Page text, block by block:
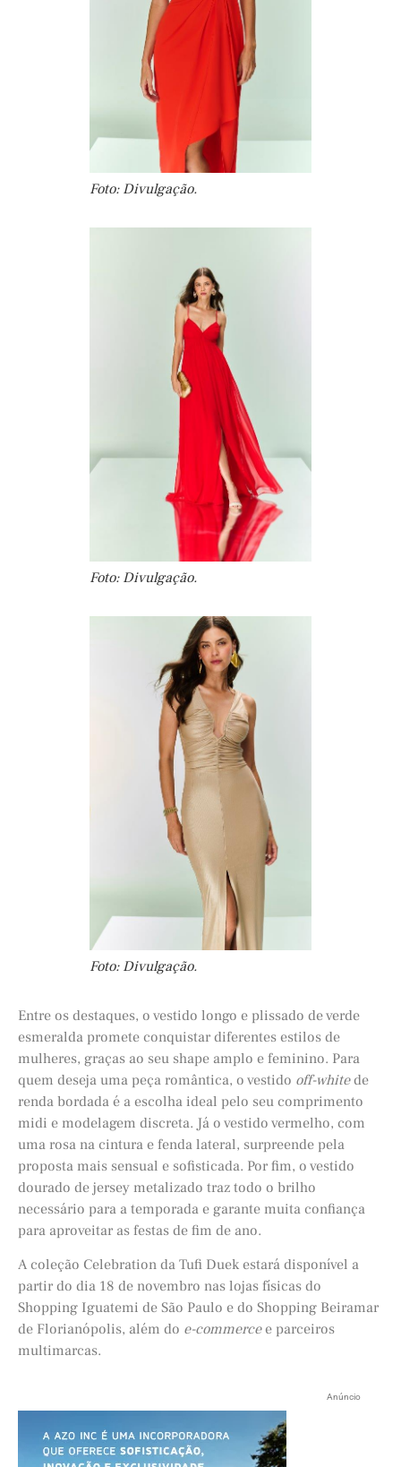
Foto: Divulgação.
Foto: Divulgação.
Foto: Divulgação.
Entre os destaques, o vestido longo e plissado de verde
esmeralda promete conquistar diferentes estilos de
mulheres, graças ao seu shape amplo e feminino. Para
quem deseja uma peça romântica, o vestido off-whitede
renda bordada é a escolha ideal pelo seu comprimento
midi e modelagem discreta. Já o vestido vermelho, com
uma rosa na cintura e fenda lateral, surpreende pela
proposta mais sensual e sofisticada. Por fim, o vestido
dourado de jersey metalizado traz todo o brilho
necessário para a temporada e garante muita confiança
para aproveitar as festas de fim de ano.
A coleção Celebration da Tufi Duek estará disponível a
partir do dia 18 de novembro nas lojas físicas do
Shopping Iguatemi de São Paulo e do Shopping Beiramar
de Florianópolis, além do e-commercee parceiros
multimarcas.
Anúncio